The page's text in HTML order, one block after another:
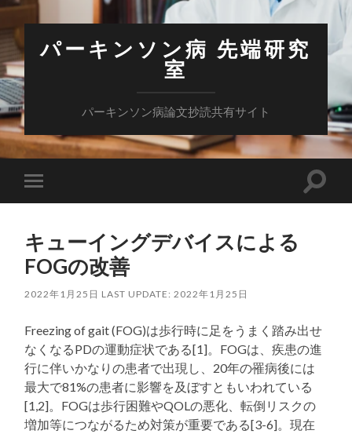
パーキンソン病 先端研究
室
パーキンソン病論文抄読共有サイト
モ
バ
メ
ニ
ュ
を
替
え
る
検
え
る
キューイングデバイスによる
FOGの改善
2022年1月25日 LAST UPDATE: 2022年1月25日
Freezing of gait (FOG)は歩行時に足をうまく踏み出せ
なくなるPDの運動症状である[1]。FOGは、疾患の進
行に伴いかなりの患者で出現し、20年の罹病後には
最大で81%の患者に影響を及ぼすともいわれている
[1,2]。FOGは歩行困難やQOLの悪化、転倒リスクの
増加等につながるため対策が重要である[3-6]。現在